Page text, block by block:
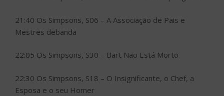
21:40 Os Simpsons, S06 – A Associação de Pais e
Mestres debanda
22:05 Os Simpsons, S30 – Bart Não Está Morto
22:30 Os Simpsons, S18 – O Insignificante, o Chef, a
Esposa e o seu Homer